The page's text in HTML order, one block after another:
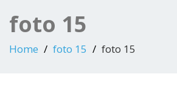
foto 15
Home foto 15 foto 15